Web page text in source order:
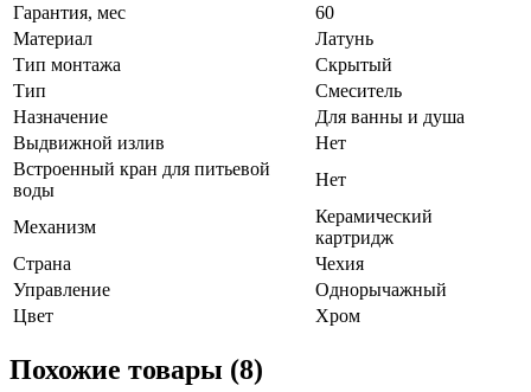
Гарантия, мес
60
Материал
Латунь
Тип монтажа
Скрытый
Тип
Смеситель
Назначение
Для ванны и душа
Выдвижной излив
Нет
Встроенный кран для питьевой
воды
Нет
Механизм
Керамический
картридж
Страна
Чехия
Управление
Однорычажный
Цвет
Хром
Похожие товары (8)